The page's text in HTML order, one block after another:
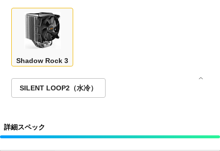
Shadow Rock 3
SILENT LOOP2（水冷）
詳細スペック